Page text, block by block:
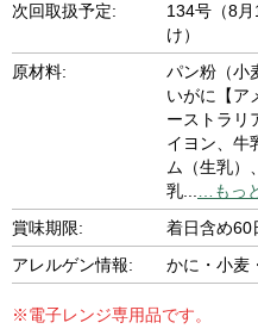
次回取扱予定:
134号（8
け）
原材料:
パン粉（小
いがに【ア
ーストラリ
イヨン、牛
ム（生乳）
乳
…もっ
賞味期限:
着日含め60
アレルゲン情報:
かに・小麦
※電子レンジ専用品です。